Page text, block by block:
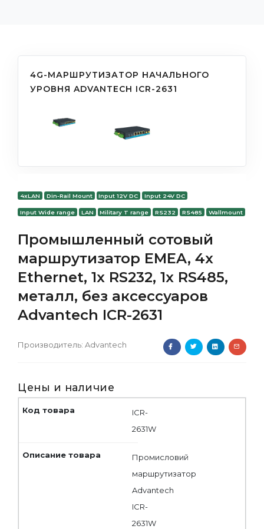
4G-МАРШРУТИЗАТОР НАЧАЛЬНОГО
УРОВНЯ ADVANTECH ICR-2631
4xLAN Din-Rail Mount Input 12V DC Input 24V DC
Input Wide range LAN Military T range RS232 RS485 Wallmount
Промышленный сотовый
маршрутизатор EMEA, 4x
Ethernet, 1x RS232, 1x RS485,
металл, без аксессуаров
Advantech ICR-2631
Производитель: Advantech
Цены и наличие
ICR-
2631W
Промисловий
маршрутизатор
Advantech
ICR-
2631W